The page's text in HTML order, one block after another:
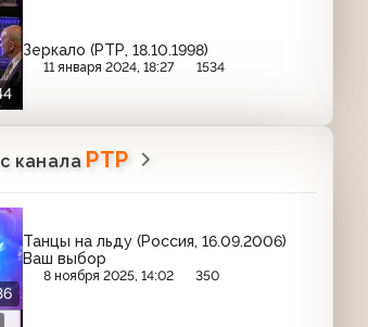
Зеркало (РТР, 18.10.1998)
11 января 2024, 18:27 1534
канала РТР
Танцы на льду (Россия, 16.09.2006)
Ваш выбор
8 ноября 2025, 14:02 350